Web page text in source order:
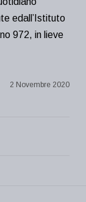
edall’Istituto
972, in lieve
2 Novembre 2020